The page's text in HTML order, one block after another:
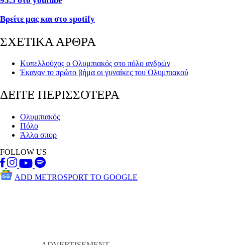
Βρείτε μας και στο spotify
ΣΧΕΤΙΚΑ ΑΡΘΡΑ
Κυπελλούχος ο Ολυμπιακός στο πόλο ανδρών
Έκαναν το πρώτο βήμα οι γυναίκες του Ολυμπιακού
ΔΕΙΤΕ ΠΕΡΙΣΣΟΤΕΡΑ
Ολυμπιακός
Πόλο
Άλλα σπορ
FOLLOW US
ADD METROSPORT TO GOOGLE